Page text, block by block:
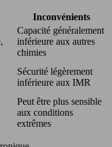
Inconvénients
Capacité généralement
inférieure aux autres
chimies
Sécurité légèrement
inférieure aux IMR
Peut être plus sensible
aux conditions
extrêmes